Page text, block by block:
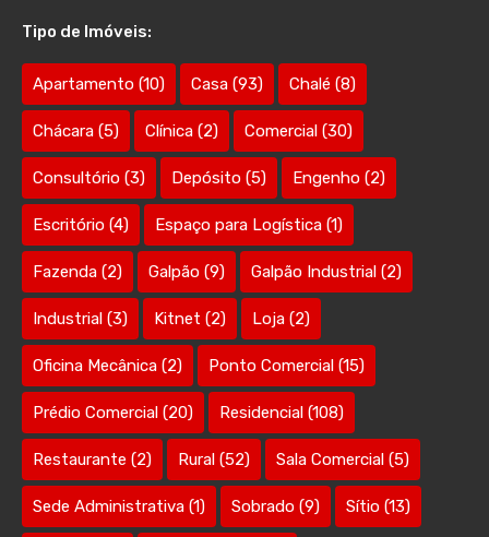
Tipo de Imóveis:
Apartamento (10) Casa (93) Chalé (8)
Chácara (5) Clínica (2) Comercial (30)
Consultório (3) Depósito (5) Engenho (2)
Escritório (4) Espaço para Logística (1)
Fazenda (2) Galpão (9) Galpão Industrial (2)
Industrial (3) Kitnet (2) Loja (2)
Oficina Mecânica (2) Ponto Comercial (15)
Prédio Comercial (20) Residencial (108)
Restaurante (2) Rural (52) Sala Comercial (5)
Sede Administrativa (1) Sobrado (9) Sítio (13)